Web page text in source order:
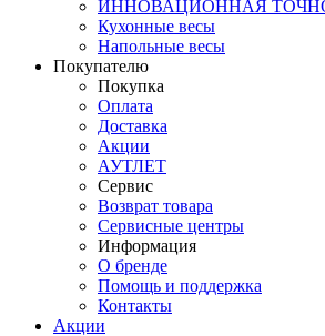
ИННОВАЦИОННАЯ
Кухонные весы
Напольные весы
Покупателю
Покупка
Оплата
Доставка
Акции
АУТЛЕТ
Сервис
Возврат товара
Сервисные центры
Информация
О бренде
Помощь и поддержка
Контакты
Акции